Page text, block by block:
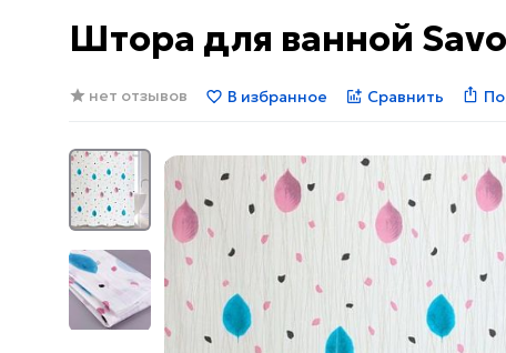
Штора для ванной
нет отзывов В избранное Сравнить